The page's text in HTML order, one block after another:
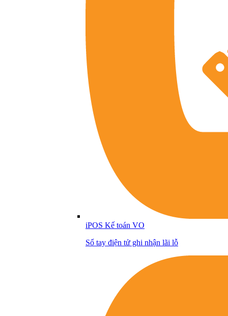
iPOS Kế toán VO
Sổ tay điện tử ghi nhận lãi lỗ